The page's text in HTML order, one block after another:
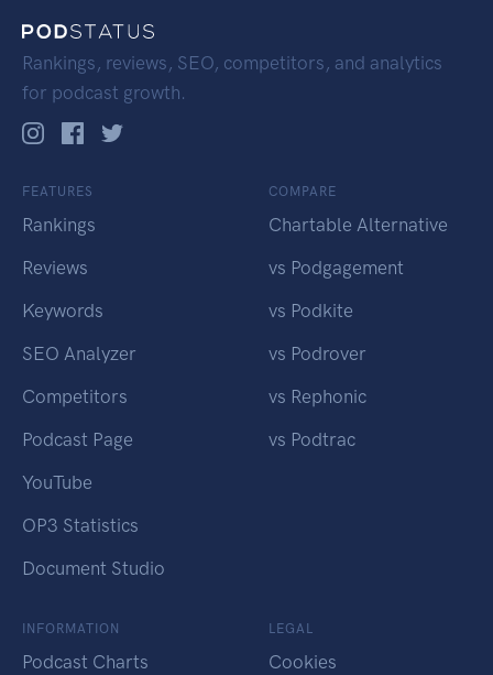
Rankings, reviews, SEO, competitors, and analytics
for podcast growth.
FEATURES
Rankings
Reviews
Keywords
SEO Analyzer
Competitors
Podcast Page
YouTube
OP3 Statistics
Document Studio
COMPARE
Chartable Alternative
vs Podgagement
vs Podkite
vs Podrover
vs Rephonic
vs Podtrac
INFORMATION
Podcast Charts
LEGAL
Cookies